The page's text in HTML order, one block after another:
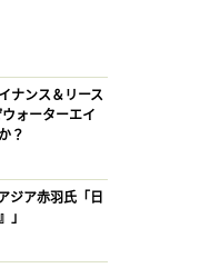
ナンス＆リース
ォーターエイ
？
ジア赤羽氏「日
」